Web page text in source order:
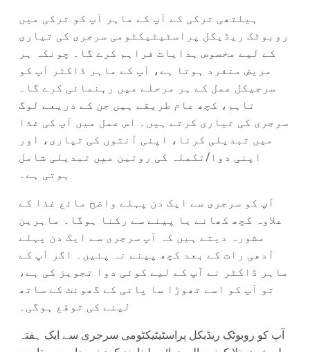
ہیلتھی ترکی کے آپ کے ماہر آپ کو ترکی میں
روبوٹک ریڈیکل پراسٹیٹیکٹومی سرجری کی تیاری
کے لیے مخصوص ہدایات فراہم کرے گا۔ چونکہ ہر
مریض منفرد ہوتا ہے، آپ کے ماہر ڈاکٹر آپ کو
سرجیکل عمل کے ہر مرحلے میں رہنمائی کرے گا۔
تاہم، کچھ عام طریقے ہیں جن کے ذریعے لوگ
سرجری کی تیاری کرتے ہیں۔ اس عمل میں آپ کی غذا
میں تبدیلی کرنا، اپنی آنتوں کی تیاری، اور
اپنی دوا/تکملہ کی روتین میں تبدیلی شامل
ہوتی ہے۔
آپ کو سرجری سے ایک دن پہلے واضح مائع غذا کے
علاوہ کچھ کھانے یا پینے سے رکنا ہوگا۔ ماہرین
مشورہ دیتے ہیں کہ آپ سرجری سے ایک دن پہلے
آدھی رات کے بعد کچھ پینے نہ پئیں۔ اگر آپ کے
ماہر ڈاکٹر نے آپ کے لیے کوئی دوا تجویز کی ہے،
تو آپ کو اسے تھوڑا سا پانی کے گھونٹ کے ساتھ
لینے کی توقع ہوگی۔
آپ کو روبوٹک ریڈیکل پراسٹیٹیکٹومی سرجری سے ایک ہفتہ